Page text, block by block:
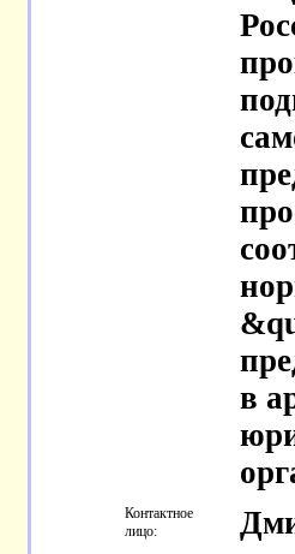
в
Контактное
лицо: